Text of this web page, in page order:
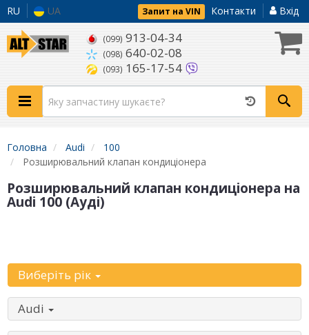
RU UA Запит на VIN Контакти Вхід
(099) 913-04-34
(098) 640-02-08
(093) 165-17-54
Головна Audi
100
Розширювальний клапан кондиціонера
Розширювальний клапан кондиціонера на
Audi 100 (Ауді)
Виберіть рік
Audi